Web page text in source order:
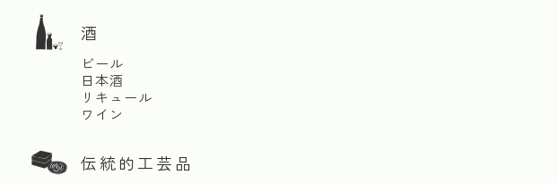
酒
ビール
日本酒
リキュール
ワイン
伝統的工芸品